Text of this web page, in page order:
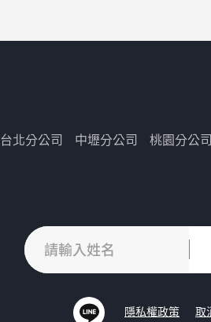
台北分公司 中壢分公司 桃園分公司
隱私權政策 取